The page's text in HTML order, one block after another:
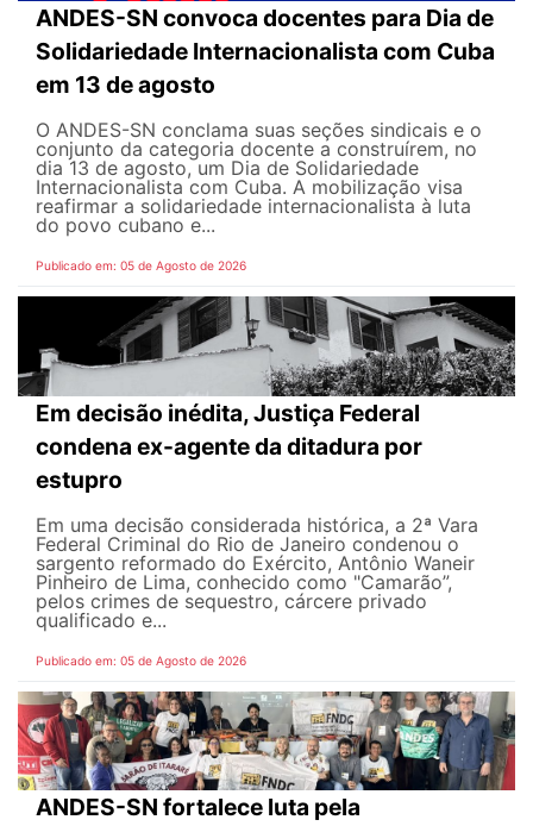
ANDES-SN convoca docentes para Dia de
Solidariedade Internacionalista com Cuba
em 13 de agosto
O ANDES-SN conclama suas seções sindicais e o
conjunto da categoria docente a construírem, no
dia 13 de agosto, um Dia de Solidariedade
Internacionalista com Cuba. A mobilização visa
reafirmar a solidariedade internacionalista à luta
do povo cubano e...
Publicado em: 05 de Agosto de 2026
Em decisão inédita, Justiça Federal
condena ex-agente da ditadura por
estupro
Em uma decisão considerada histórica, a 2ª Vara
Federal Criminal do Rio de Janeiro condenou o
sargento reformado do Exército, Antônio Waneir
Pinheiro de Lima, conhecido como "Camarão”,
pelos crimes de sequestro, cárcere privado
qualificado e...
Publicado em: 05 de Agosto de 2026
ANDES-SN fortalece luta pela